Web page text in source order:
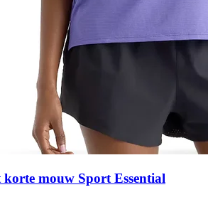
korte mouw Sport Essential